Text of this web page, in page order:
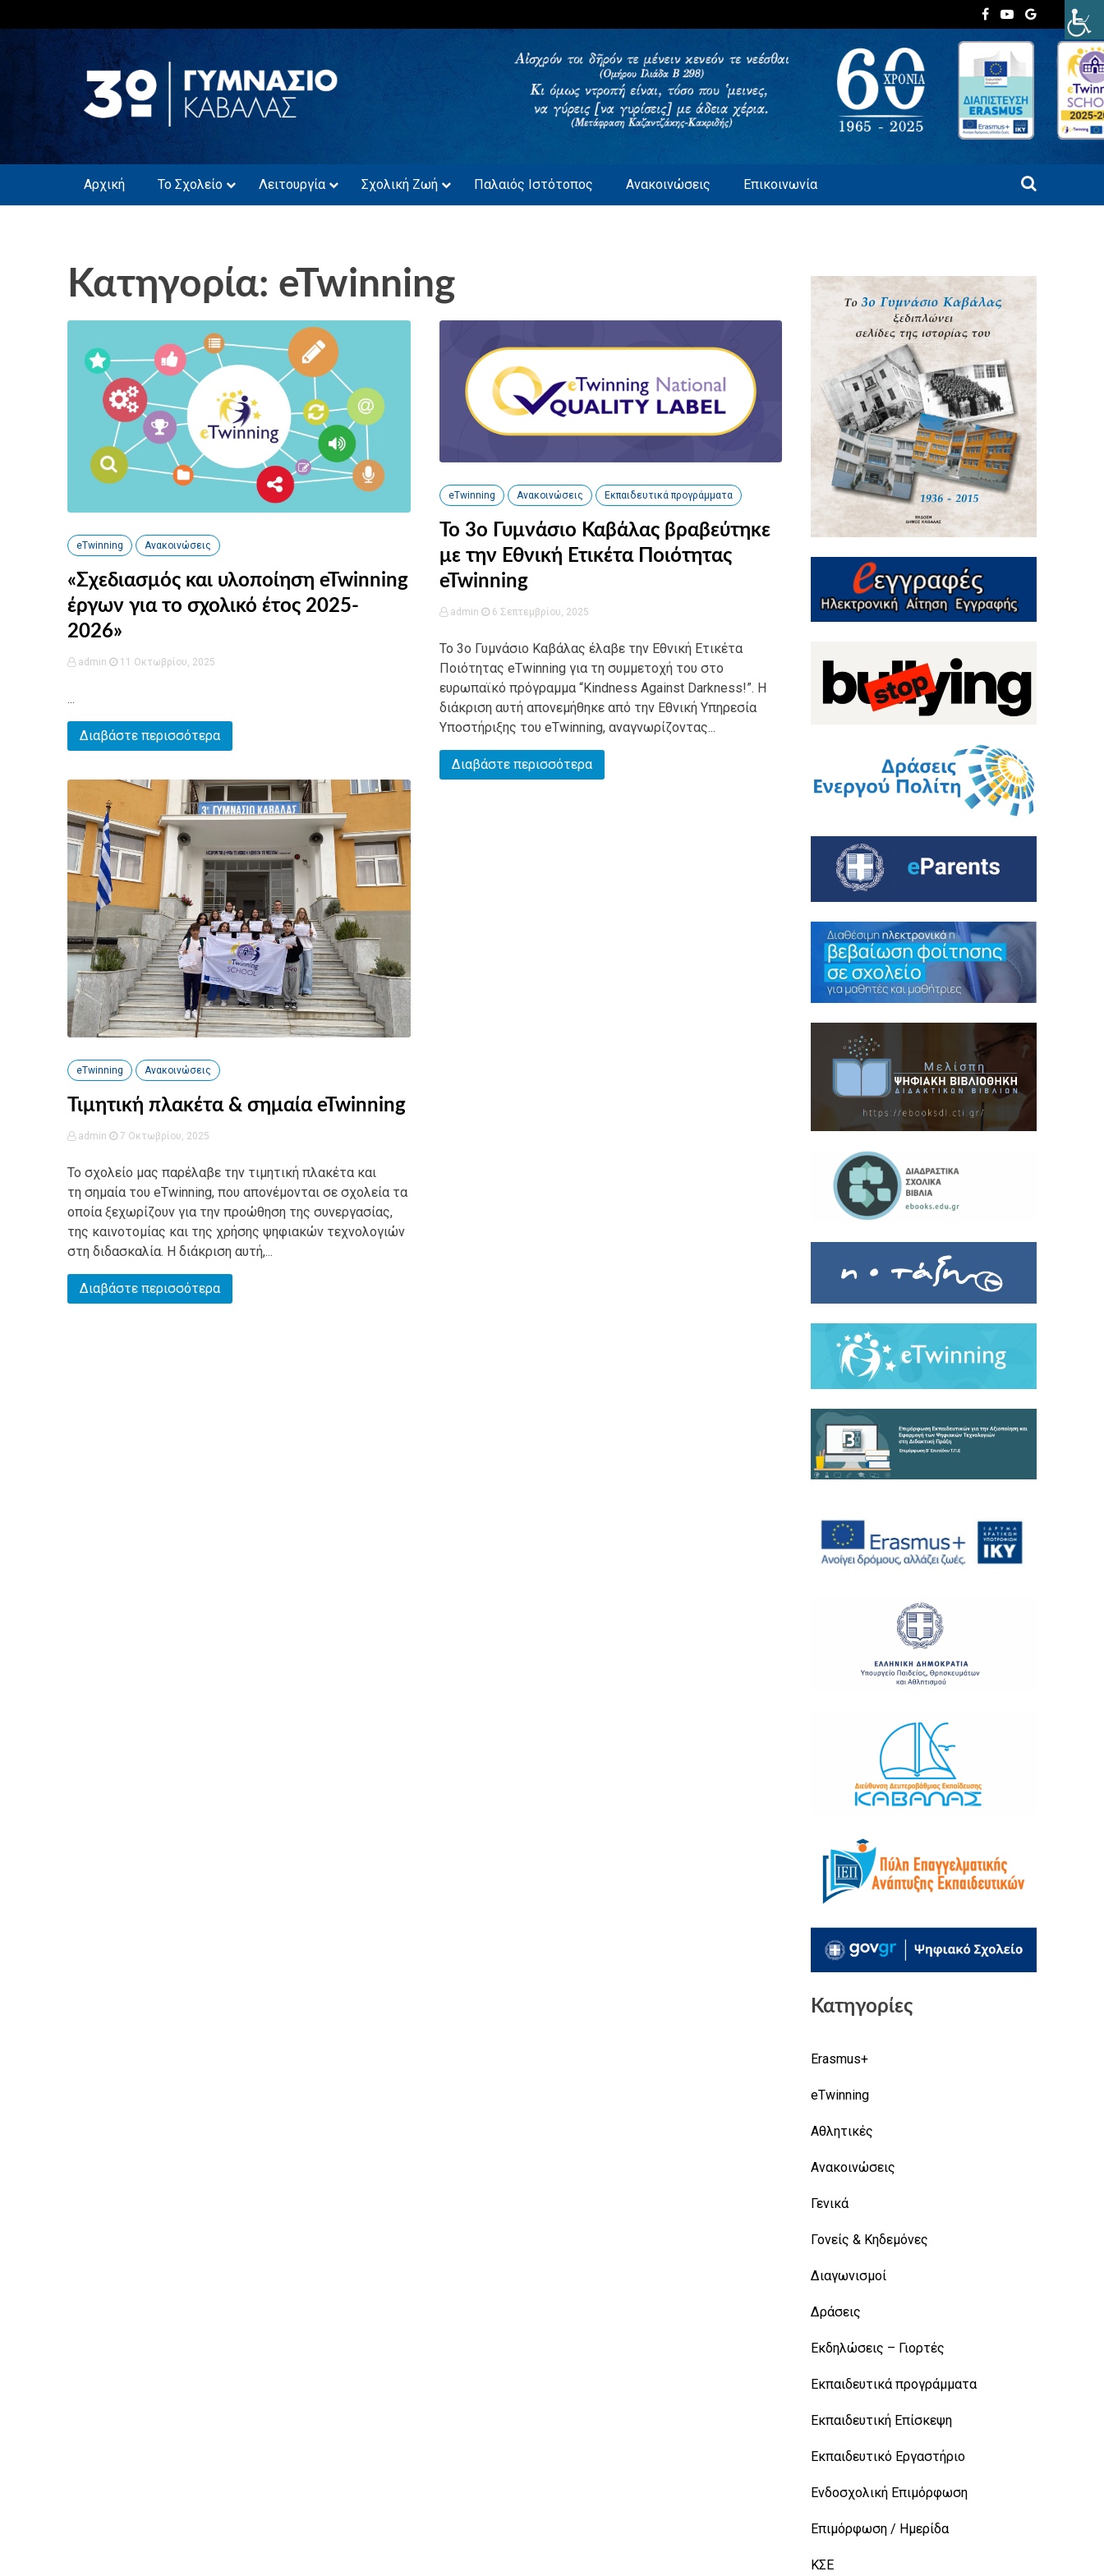
to
content
3ο ΓΥΜΝΑΣΙΟ ΚΑΒΑΛΑΣ
Αρχική Το Σχολείο Λειτουργία Σχολική Ζωή Παλαιός Ιστότοπος Ανακοινώσεις Επικοινωνία
Κατηγορία: eTwinning
eTwinning Ανακοινώσεις
«Σχεδιασμός και υλοποίηση eTwinning
έργων για το σχολικό έτος 2025-
2026»
admin 11 Οκτωβρίου, 2025
...
Διαβάστε περισσότερα
eTwinning Ανακοινώσεις
Τιμητική πλακέτα & σημαία eTwinning
admin 7 Οκτωβρίου, 2025
Το σχολείο μας παρέλαβε την τιμητική πλακέτα και
τη σημαία του eTwinning, που απονέμονται σε σχολεία τα
οποία ξεχωρίζουν για την προώθηση της συνεργασίας,
της καινοτομίας και της χρήσης ψηφιακών τεχνολογιών
στη διδασκαλία. Η διάκριση αυτή,...
Διαβάστε περισσότερα
eTwinning Ανακοινώσεις Εκπαιδευτικά προγράμματα
Το 3ο Γυμνάσιο Καβάλας βραβεύτηκε
με την Εθνική Ετικέτα Ποιότητας
eTwinning
admin 6 Σεπτεμβρίου, 2025
Το 3ο Γυμνάσιο Καβάλας έλαβε την Εθνική Ετικέτα
Ποιότητας eTwinning για τη συμμετοχή του στο
ευρωπαϊκό πρόγραμμα “Kindness Against Darkness!”. Η
διάκριση αυτή απονεμήθηκε από την Εθνική Υπηρεσία
Υποστήριξης του eTwinning, αναγνωρίζοντας...
Διαβάστε περισσότερα
Κατηγορίες
Erasmus+
eTwinning
Αθλητικές
Ανακοινώσεις
Γενικά
Γονείς & Κηδεμόνες
Διαγωνισμοί
Δράσεις
Εκδηλώσεις – Γιορτές
Εκπαιδευτικά προγράμματα
Εκπαιδευτική Επίσκεψη
Εκπαιδευτικό Εργαστήριο
Ενδοσχολική Επιμόρφωση
Επιμόρφωση / Ημερίδα
ΚΣΕ